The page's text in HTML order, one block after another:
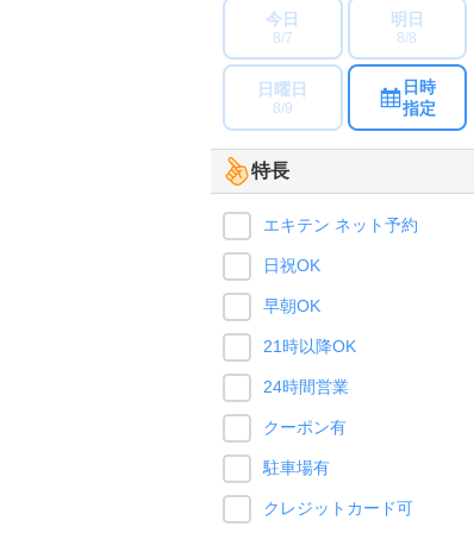
今日
8/7
明日
8/8
日曜日
8/9
日時
指定
特長
エキテン ネット予約
日祝OK
早朝OK
21時以降OK
24時間営業
クーポン有
駐車場有
クレジットカード可